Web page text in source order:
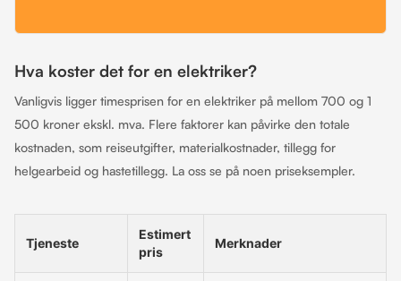
Hva koster det for en elektriker?
Vanligvis ligger timesprisen for en elektriker på mellom 700 og 1
500 kroner ekskl. mva. Flere faktorer kan påvirke den totale
kostnaden, som reiseutgifter, materialkostnader, tillegg for
helgearbeid og hastetillegg. La oss se på noen priseksempler.
Tjeneste
Estimert
pris
Merknader